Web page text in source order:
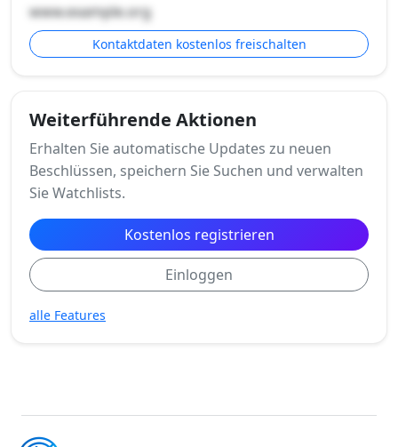
www.example.org
Kontaktdaten kostenlos freischalten
Weiterführende Aktionen
Erhalten Sie automatische Updates zu neuen
Beschlüssen, speichern Sie Suchen und verwalten
Sie Watchlists.
Kostenlos registrieren
Einloggen
alle Features